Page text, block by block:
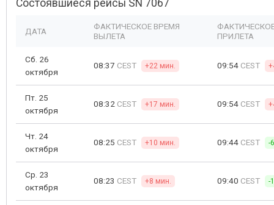
Состоявшиеся рейсы SN 7067
ДАТА
ФАКТИЧЕСКОЕ ВРЕМЯ
ВЫЛЕТА
ПРИЛЕТА
Сб. 26
октября
08:37 CEST +22 мин. 09:54 CEST
Пт. 25
октября
08:32 CEST +17 мин. 09:54 CEST
Чт. 24
октября
08:25 CEST +10 мин. 09:44 CEST -
Ср. 23
октября
08:23 CEST +8 мин. 09:40 CEST -